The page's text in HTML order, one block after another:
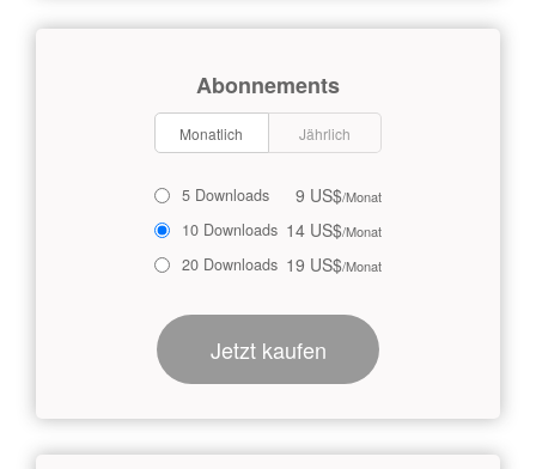
Abonnements
Monatlich Jährlich
5 Downloads 9 US$/Monat
10 Downloads 14 US$/Monat
20 Downloads 19 US$/Monat
Jetzt kaufen